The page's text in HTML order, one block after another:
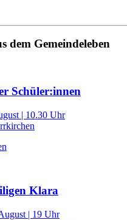
dem Gemeindeleben
Schüler:innen
| 10.30 Uhr
Klara
| 19 Uhr